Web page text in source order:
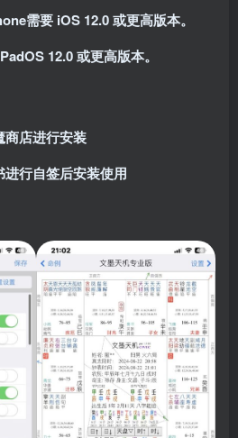
需要 iOS 12.0 或更高版本。
12.0 或更高版本。
商店进行安装
行自签后安装使用